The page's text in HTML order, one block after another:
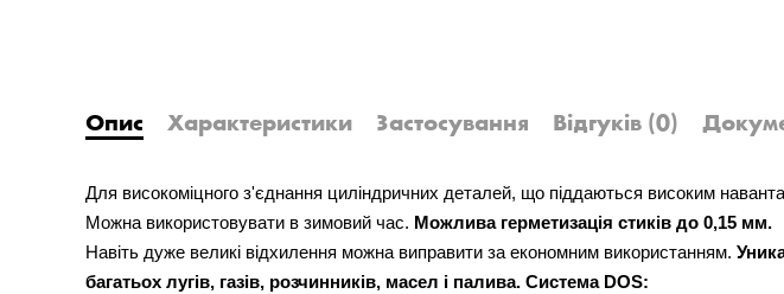
Опис Характеристики Застосування Відгуків (0)
Для високоміцного з'єднання циліндричних деталей, що піддаються високим
Можна використовувати в зимовий час. Можлива герметизація стиків до 0,15 мм.
Навіть дуже великі відхилення можна виправити за економним використанням.
багатьох лугів, газів, розчинників, масел і палива. Система DOS: